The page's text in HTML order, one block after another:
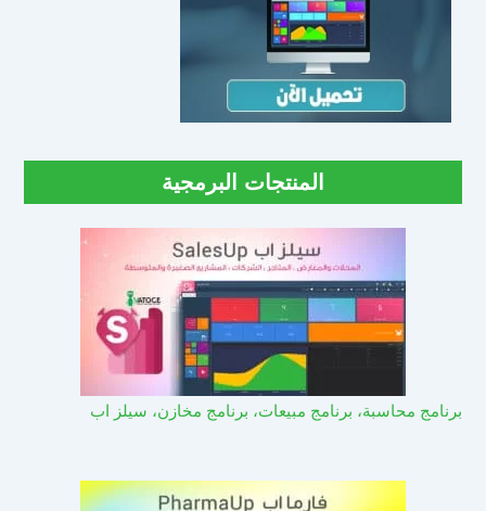
المنتجات البرمجية
برنامج محاسبة، برنامج مبيعات، برنامج مخازن، سيلز اب